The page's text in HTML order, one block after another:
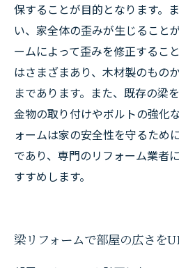
保することが目的となります。
い、家全体の歪みが生じること
ームによって歪みを修正するこ
はさまざまあり、木材製のもの
まであります。また、既存の梁
金物の取り付けやボルトの強化
ォームは家の安全性を守るため
であり、専門のリフォーム業者
すすめします。
梁リフォームで部屋の広さを